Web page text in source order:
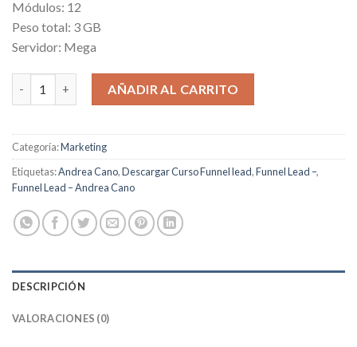
Módulos: 12
Peso total: 3 GB
Servidor: Mega
Funnel Lead cantidadAÑADIR AL CARRITO
Categoría:Marketing
Etiquetas:Andrea Cano,Descargar Curso Funnel lead,Funnel Lead –,
Funnel Lead – Andrea Cano
DESCRIPCIÓN
VALORACIONES (0)